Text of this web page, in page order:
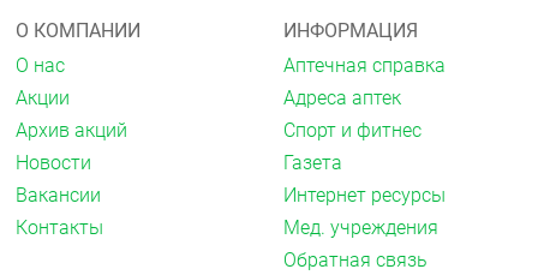
объектах различных категорий (тараканов,
постельных клопов, блох, муравьёв, крысиных
Противопоказания
Гиперчувствительность, • острые
воспалительные заболевания кожи
волосистой части головы.
Применение при беременности и
О КОМПАНИИ
О нас
Акции
Архив акций
Новости
Вакансии
Контакты
ИНФОРМАЦИЯ
Аптечная справка
Адреса аптек
Спорт и фитнес
Газета
Интернет ресурсы
Мед. учреждения
Обратная связь